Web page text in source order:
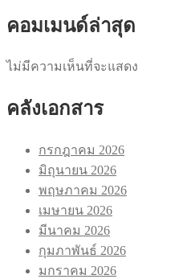
คอมเมนด์ล่าสุด
ไม่มีความเห็นที่จะแสดง
คลังเอกสาร
กรกฎาคม 2026
มิถุนายน 2026
พฤษภาคม 2026
เมษายน 2026
มีนาคม 2026
กุมภาพันธ์ 2026
มกราคม 2026